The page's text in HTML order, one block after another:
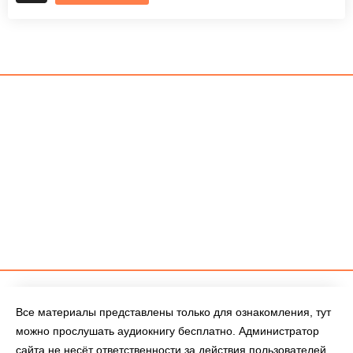
Все материалы представлены только для ознакомления, тут
можно прослушать аудиокнигу бесплатно. Администратор
сайта не несёт ответственности за действия пользователей